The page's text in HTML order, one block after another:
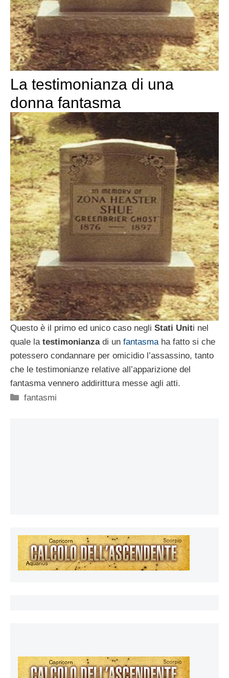
La testimonianza di una
donna fantasma
Questo è il primo ed unico caso negli Stati Uniti nel
quale la testimonianza di un fantasma ha fatto si che
potessero condannare per omicidio l’assassino, tanto
che le testimonianze relative all’apparizione del
fantasma vennero addirittura messe agli atti.
Categorie
fantasmi